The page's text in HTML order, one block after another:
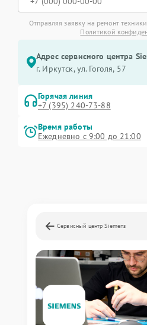
Отправляя заявку на ремонт
Политикой
Адрес сервисного центра
г. Иркутск, ул. ​Гоголя, 57
Горячая линия
+7 (395) 240-73-88
Время работы
Ежедневно с 9:00 до 21:00
Сервисный центр Siemens